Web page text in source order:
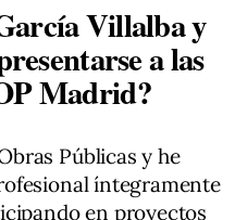
Villalba y
a las
Madrid?
Públicas y he
íntegramente
en proyectos